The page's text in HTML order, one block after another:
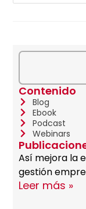
Contenido
Blog
Ebook
Podcast
Webinars
Así mejora la
gestión
Leer más »